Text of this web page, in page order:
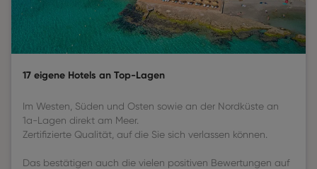
17 eigene Hotels an Top-Lagen
Im Westen, Süden und Osten sowie an der Nordküste an
1a-Lagen direkt am Meer.
Zertifizierte Qualität, auf die Sie sich verlassen können.
Das bestätigen auch die vielen positiven Bewertungen auf